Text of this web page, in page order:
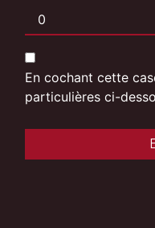
En cochant cette
particulières ci-